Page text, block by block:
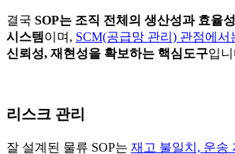
결국 SOP는 조직 전체의 생산성과 효율
시스템 이며, SCM(공급망 관리) 관점에서
신뢰성, 재현성을 확보하는 핵심도구입
리스크 관리
잘 설계된 물류 SOP는 재고 불일치, 운송